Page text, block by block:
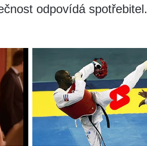
odpovídá spotřebitel.